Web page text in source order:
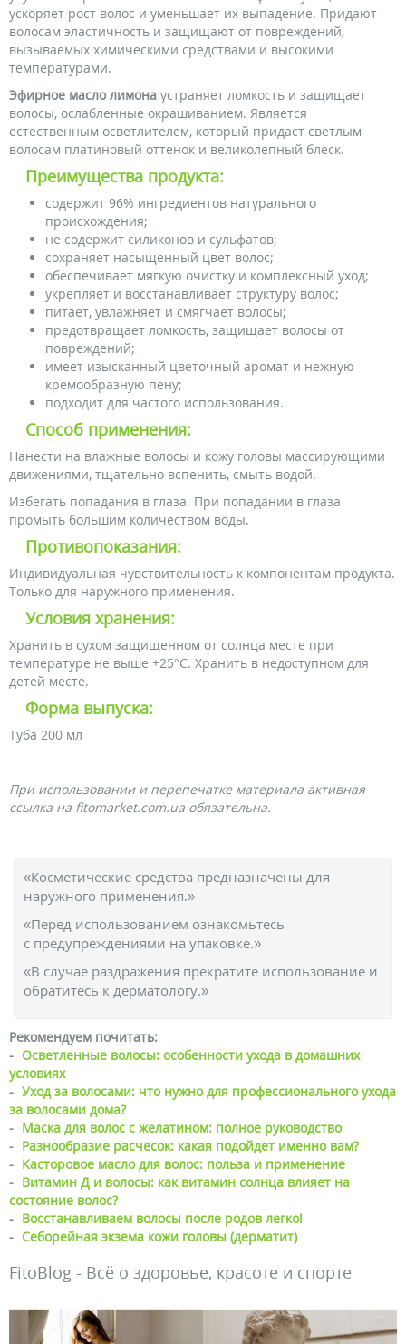
ускоряет рост волос и уменьшает их выпадение. Придают
волосам эластичность и защищают от повреждений,
вызываемых химическими средствами и высокими
температурами.
Эфирное масло лимона устраняет ломкость и защищает
волосы, ослабленные окрашиванием. Является
естественным осветлителем, который придаст светлым
волосам платиновый оттенок и великолепный блеск.
Преимущества продукта:
содержит 96% ингредиентов натурального
происхождения;
не содержит силиконов и сульфатов;
сохраняет насыщенный цвет волос;
обеспечивает мягкую очистку и комплексный уход;
укрепляет и восстанавливает структуру волос;
питает, увлажняет и смягчает волосы;
предотвращает ломкость, защищает волосы от
повреждений;
имеет изысканный цветочный аромат и нежную
кремообразную пену;
подходит для частого использования.
Способ применения:
Нанести на влажные волосы и кожу головы массирующими
движениями, тщательно вспенить, смыть водой.
Избегать попадания в глаза. При попадании в глаза
промыть большим количеством воды.
Противопоказания:
Индивидуальная чувствительность к компонентам продукта.
Только для наружного применения.
Условия хранения:
Хранить в сухом защищенном от солнца месте при
температуре не выше +25°С. Хранить в недоступном для
детей месте.
Форма выпуска:
Туба 200 мл
При использовании и перепечатке материала активная
ссылка на fitomarket.com.ua обязательна.
«Косметические средства предназначены для
наружного применения.»
«Перед использованием ознакомьтесь
с предупреждениями на упаковке.»
«В случае раздражения прекратите использование и
обратитесь к дерматологу.»
Рекомендуем почитать:
- Осветленные волосы: особенности ухода в домашних
условиях
- Уход за волосами: что нужно для профессионального ухода
за волосами дома?
- Маска для волос с желатином: полное руководство
- Разнообразие расчесок: какая подойдет именно вам?
- Касторовое масло для волос: польза и применение
- Витамин Д и волосы: как витамин солнца влияет на
состояние волос?
- Восстанавливаем волосы после родов легко!
- Себорейная экзема кожи головы (дерматит)
FitoBlog - Всё о здоровье, красоте и спорте